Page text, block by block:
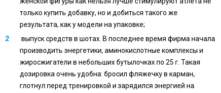
только купить добавку, но и добиться такого же
результата, как у модели на упаковке;
выпуск средств в шотах. В последнее время фирма начала
производить энергетики, аминокислотные комплексы и
жиросжигатели в небольших бутылочках по 25 г. Такая
дозировка очень удобна: бросил фляжечку в карман,
глотнул перед тренировкой и зарядился энергией на